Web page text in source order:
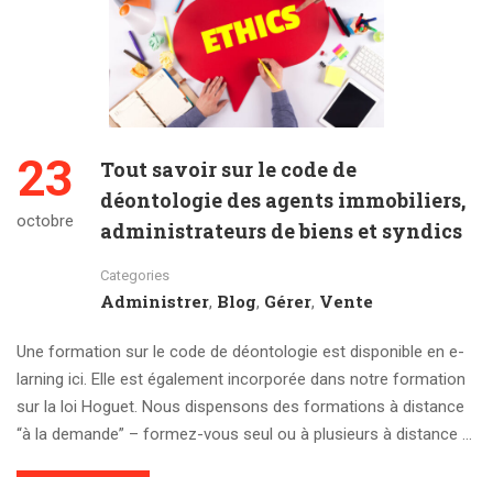
23
octobre
Tout savoir sur le code de
déontologie des agents immobiliers,
administrateurs de biens et syndics
Categories
Administrer, Blog, Gérer, Vente
Une formation sur le code de déontologie est disponible en e-
larning ici. Elle est également incorporée dans notre formation
sur la loi Hoguet. Nous dispensons des formations à distance
“à la demande” – formez-vous seul ou à plusieurs à distance …